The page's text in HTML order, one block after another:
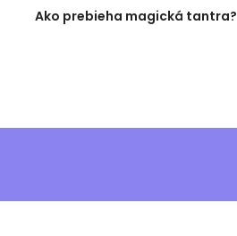
Ako prebieha magická tantra?